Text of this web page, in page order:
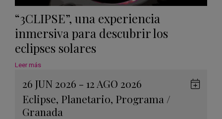
“3CLIPSE”, una experiencia
inmersiva para descubrir los
eclipses solares
Leer más
26 JUN 2026 - 12 AGO 2026
Eclipse, Planetario, Programa /
Granada